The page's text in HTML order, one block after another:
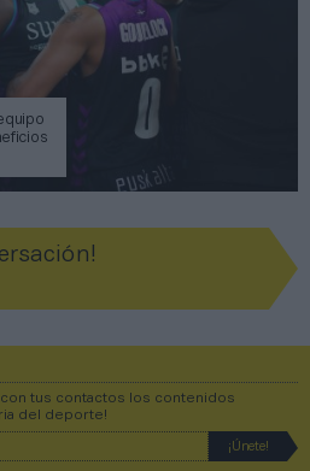
con tus contactos los contenidos
del deporte!